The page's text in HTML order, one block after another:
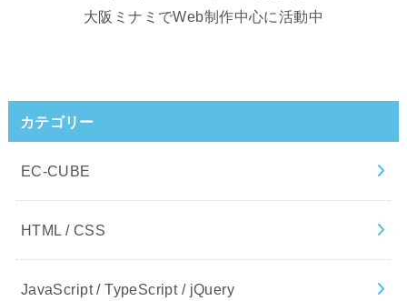
大阪ミナミでWeb制作中心に活動中
カテゴリー
EC-CUBE
HTML / CSS
JavaScript / TypeScript / jQuery